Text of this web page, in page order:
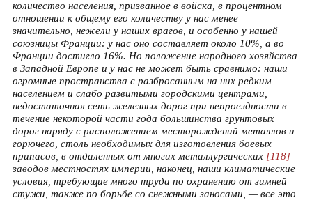
количество населения, призванное в войска, в процентном
отношении к общему его количеству у нас менее
значительно, нежели у наших врагов, и особенно у нашей
союзницы Франции: у нас оно составляет около 10%, а во
Франции достигло 16%. Но положение народного хозяйства
в Западной Европе и у нас не может быть сравнимо: наши
огромные пространства с разбросанным на них редким
населением и слабо развитыми городскими центрами,
недостаточная сеть железных дорог при непроездности в
течение некоторой части года большинства грунтовых
дорог наряду с расположением месторождений металлов и
горючего, столь необходимых для изготовления боевых
припасов, в отдаленных от многих металлургических [118]
заводов местностях империи, наконец, наши климатические
условия, требующие много труда по охранению от зимней
стужи, также по борьбе со снежными заносами, — все это